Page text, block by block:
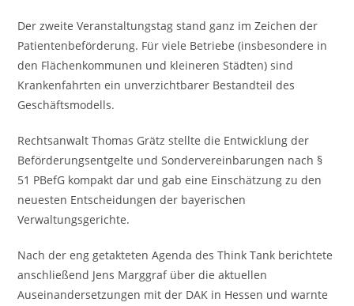
Der zweite Veranstaltungstag stand ganz im Zeichen der
Patientenbeförderung. Für viele Betriebe (insbesondere in
den Flächenkommunen und kleineren Städten) sind
Krankenfahrten ein unverzichtbarer Bestandteil des
Geschäftsmodells.
Rechtsanwalt Thomas Grätz stellte die Entwicklung der
Beförderungsentgelte und Sondervereinbarungen nach §
51 PBefG kompakt dar und gab eine Einschätzung zu den
neuesten Entscheidungen der bayerischen
Verwaltungsgerichte.
Nach der eng getakteten Agenda des Think Tank berichtete
anschließend Jens Marggraf über die aktuellen
Auseinandersetzungen mit der DAK in Hessen und warnte